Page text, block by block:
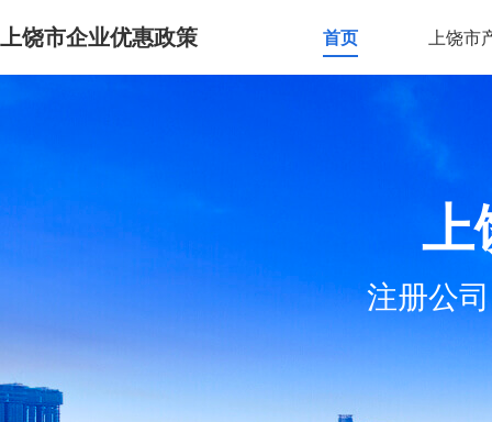
上饶市企业优惠政策 首页 上饶市
上
注册公